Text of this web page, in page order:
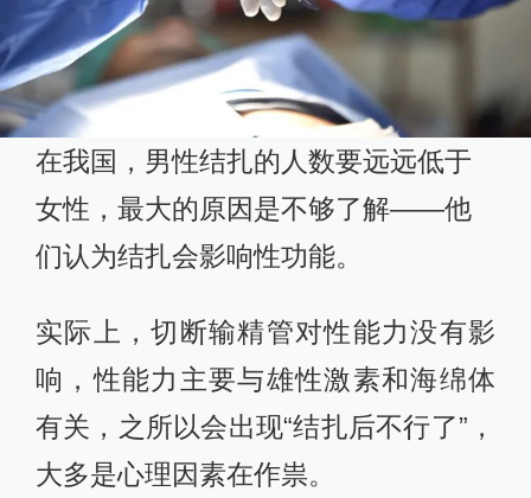
在我国，男性结扎的人数要远远低于
女性，最大的原因是不够了解——他
们认为结扎会影响性功能。
实际上，切断输精管对性能力没有影
响，性能力主要与雄性激素和海绵体
有关，之所以会出现“结扎后不行了”，
大多是心理因素在作祟。